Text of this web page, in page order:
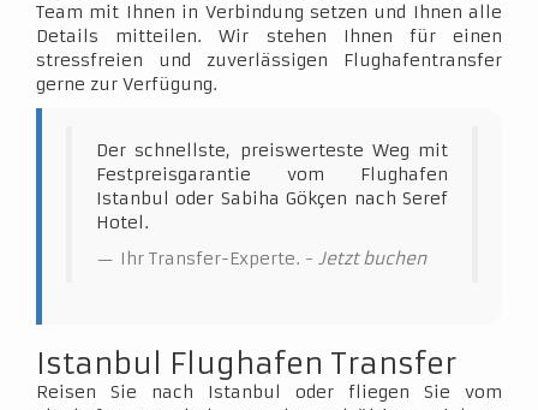
Team mit Ihnen in Verbindung setzen und Ihnen alle
Details mitteilen. Wir stehen Ihnen für einen
stressfreien und zuverlässigen Flughafentransfer
gerne zur Verfügung.
Der schnellste, preiswerteste Weg mit
Festpreisgarantie vom Flughafen
Istanbul oder Sabiha Gökçen nach Seref
Hotel.
Ihr Transfer-Experte. - Jetzt buchen
Istanbul Flughafen Transfer
Reisen Sie nach Istanbul oder fliegen Sie vom